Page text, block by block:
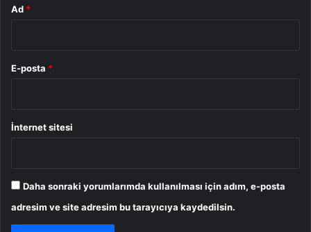
Ad *
E-posta *
İnternet sitesi
Daha sonraki yorumlarımda kullanılması için adım, e-posta
adresim ve site adresim bu tarayıcıya kaydedilsin.